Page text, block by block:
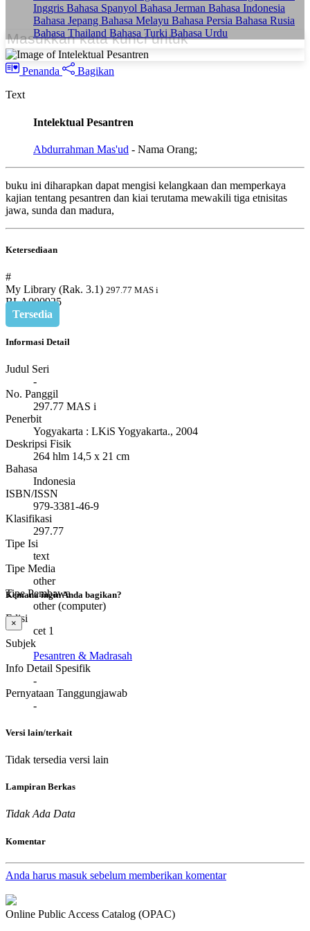
Inggris Bahasa Spanyol Bahasa Jerman Bahasa Indonesia
Bahasa Jepang Bahasa Melayu Bahasa Persia Bahasa Rusia
Bahasa Thailand Bahasa TurkiBahasa Urdu
Penanda
Bagikan
Text
Intelektual Pesantren
Abdurrahman Mas'ud - Nama Orang;
buku ini diharapkan dapat mengisi kelangkaan dan memperkaya
kajian tentang pesantren dan kiai terutama mewakili tiga etnisitas
jawa, sunda dan madura,
Ketersediaan
#
My Library (Rak. 3.1) 297.77 MAS i
BLA000925
Tersedia
Informasi Detail
Judul Seri
-
No. Panggil
297.77 MAS i
Penerbit
Yogyakarta : LKiS Yogyakarta., 2004
Deskripsi Fisik
264 hlm 14,5 x 21 cm
Bahasa
Indonesia
ISBN/ISSN
979-3381-46-9
Klasifikasi
297.77
Tipe Isi
text
Tipe Media
other
Tipe Pembawa
other (computer)
Edisi
cet 1
Subjek
Pesantren & Madrasah
Info Detail Spesifik
-
Pernyataan Tanggungjawab
-
Versi lain/terkait
Tidak tersedia versi lain
Lampiran Berkas
Tidak Ada Data
Komentar
Anda harus masuk sebelum memberikan komentar
Online Public Access Catalog (OPAC)
Kemana ingin Anda bagikan?
×